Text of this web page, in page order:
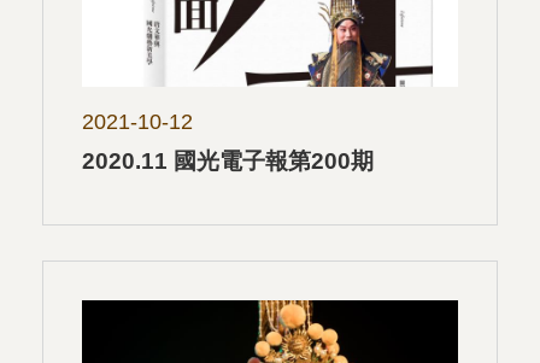
2020.11 國光電子報第200期
2021-10-12